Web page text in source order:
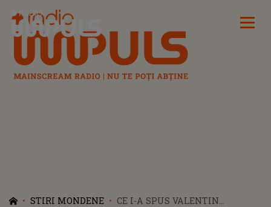
Radio Impuls
STIRI MONDENE
CE I-A SPUS VALENTIN